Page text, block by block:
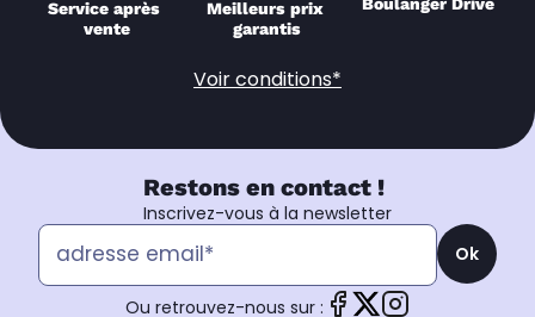
Service après
vente
Meilleurs prix
garantis
Boulanger Drive
Voir conditions*
Restons en contact !
Inscrivez-vous à la newsletter
Ok
Ou retrouvez-nous sur :